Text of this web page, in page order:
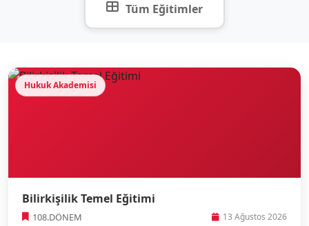
Tüm Eğitimler
Hukuk Akademisi
Bilirkişilik Temel Eğitimi
108.DÖNEM 13 Ağustos 2026